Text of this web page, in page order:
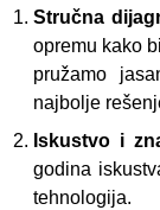
Stručna
opremu kako
pružamo
najbolje
Iskustvo i
godina